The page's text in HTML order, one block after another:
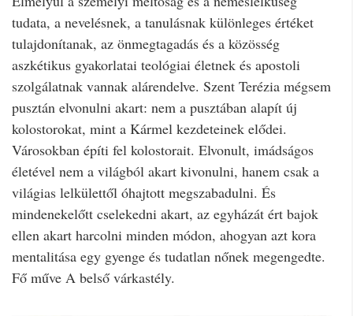
tudata, a nevelésnek, a tanulásnak különleges értéket
tulajdonítanak, az önmegtagadás és a közösség
aszkétikus gyakorlatai teológiai életnek és apostoli
szolgálatnak vannak alárendelve. Szent Terézia mégsem
pusztán elvonulni akart: nem a pusztában alapít új
kolostorokat, mint a Kármel kezdeteinek elődei.
Városokban építi fel kolostorait. Elvonult, imádságos
életével nem a világból akart kivonulni, hanem csak a
világias lelkülettől óhajtott megszabadulni. És
mindenekelőtt cselekedni akart, az egyházát ért bajok
ellen akart harcolni minden módon, ahogyan azt kora
mentalitása egy gyenge és tudatlan nőnek megengedte.
Fő műve A belső várkastély.